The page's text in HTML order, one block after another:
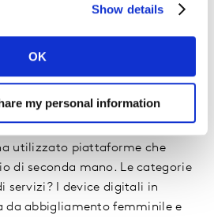
Show details
OK
my personal information
meal kit è cresciuto durante la
arrivano sul mercato,
è la crescita della circular
utilizzato piattaforme che
di seconda mano. Le categorie
servizi? I device digitali in
da abbigliamento femminile e